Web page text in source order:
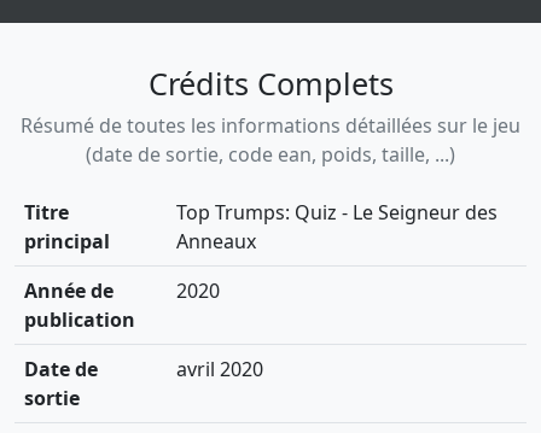
Crédits Complets
Résumé de toutes les informations détaillées sur le jeu
(date de sortie, code ean, poids, taille, ...)
Titre
principal
Top Trumps: Quiz - Le Seigneur des
Anneaux
Année de
publication
2020
Date de
sortie
avril 2020